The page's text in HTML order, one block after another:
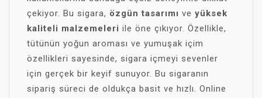
çekiyor. Bu sigara, özgün tasarımı ve yüksek
kaliteli malzemeleri ile öne çıkıyor. Özellikle,
tütünün yoğun aroması ve yumuşak içim
özellikleri sayesinde, sigara içmeyi sevenler
için gerçek bir keyif sunuyor. Bu sigaranın
sipariş süreci de oldukça basit ve hızlı. Online